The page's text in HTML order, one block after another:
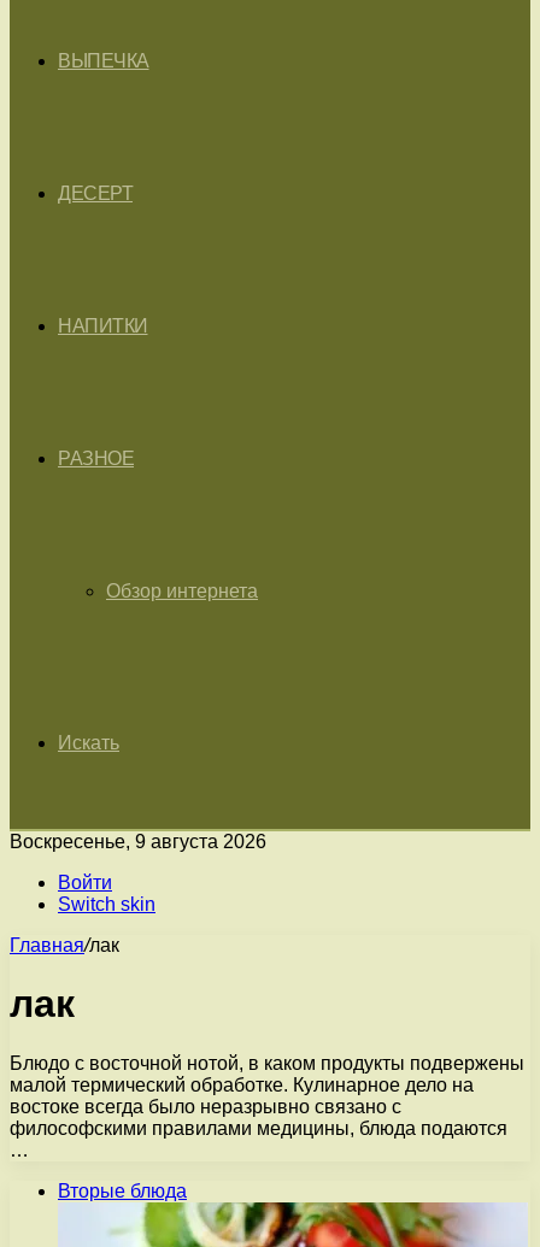
ВЫПЕЧКА
ДЕСЕРТ
НАПИТКИ
РАЗНОЕ
Обзор интернета
Искать
Воскресенье, 9 августа 2026
Войти
Switch skin
Главная/лак
лак
Блюдо с восточной нотой, в каком продукты подвержены
малой термический обработке. Кулинарное дело на
востоке всегда было неразрывно связано с
философскими правилами медицины, блюда подаются
…
Вторые блюда